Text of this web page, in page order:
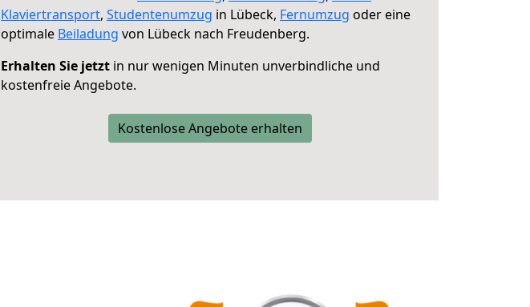
Klaviertransport, Studentenumzug in Lübeck, Fernumzug oder eine
optimale Beiladung von Lübeck nach Freudenberg.
Erhalten Sie jetzt in nur wenigen Minuten unverbindliche und
kostenfreie Angebote.
Kostenlose Angebote erhalten